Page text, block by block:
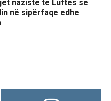
naziste të Luftës së
në sipërfaqe edhe